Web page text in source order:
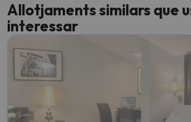
Allotjaments similars que
interessar